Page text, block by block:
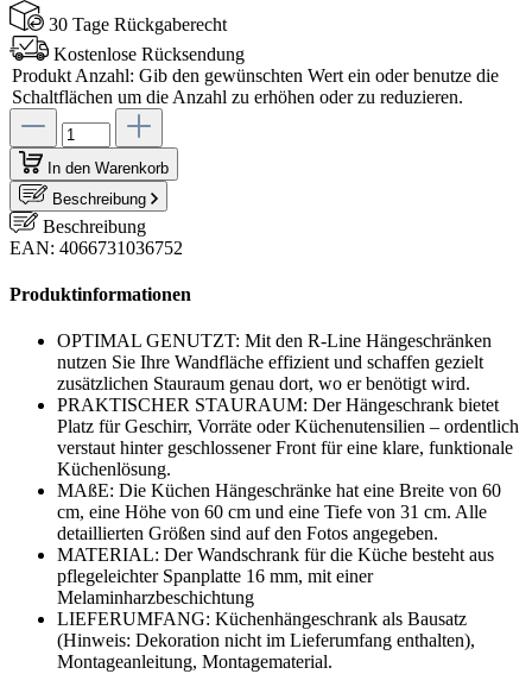
30 Tage Rückgaberecht
Kostenlose Rücksendung
Produkt Anzahl: Gib den gewünschten Wert ein oder benutze die
Schaltflächen um die Anzahl zu erhöhen oder zu reduzieren.
In den Warenkorb
Beschreibung
Beschreibung
EAN: 4066731036752
Produktinformationen
OPTIMAL GENUTZT: Mit den R-Line Hängeschränken
nutzen Sie Ihre Wandfläche effizient und schaffen gezielt
zusätzlichen Stauraum genau dort, wo er benötigt wird.
PRAKTISCHER STAURAUM: Der Hängeschrank bietet
Platz für Geschirr, Vorräte oder Küchenutensilien – ordentlich
verstaut hinter geschlossener Front für eine klare, funktionale
Küchenlösung.
MAßE: Die Küchen Hängeschränke hat eine Breite von 60
cm, eine Höhe von 60 cm und eine Tiefe von 31 cm. Alle
detaillierten Größen sind auf den Fotos angegeben.
MATERIAL: Der Wandschrank für die Küche besteht aus
pflegeleichter Spanplatte 16 mm, mit einer
Melaminharzbeschichtung
LIEFERUMFANG: Küchenhängeschrank als Bausatz
(Hinweis: Dekoration nicht im Lieferumfang enthalten),
Montageanleitung, Montagematerial.